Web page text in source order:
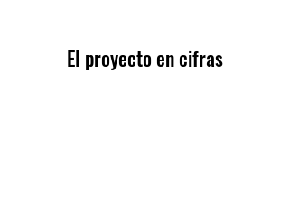
El proyecto en cifras